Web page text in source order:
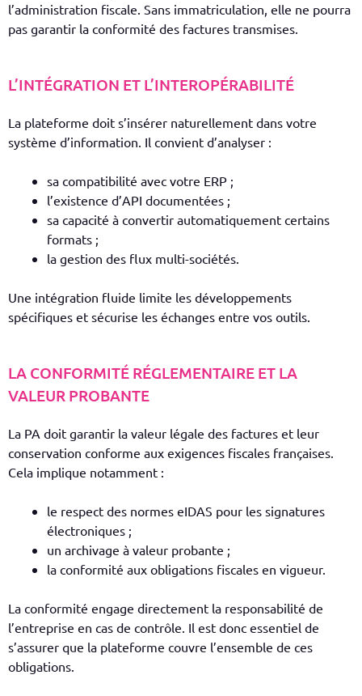
l’administration fiscale. Sans immatriculation, elle ne pourra
pas garantir la conformité des factures transmises.
L’INTÉGRATION ET L’INTEROPÉRABILITÉ
La plateforme doit s’insérer naturellement dans votre
système d’information. Il convient d’analyser :
sa compatibilité avec votre ERP ;
l’existence d’API documentées ;
sa capacité à convertir automatiquement certains
formats ;
la gestion des flux multi-sociétés.
Une intégration fluide limite les développements
spécifiques et sécurise les échanges entre vos outils.
LA CONFORMITÉ RÉGLEMENTAIRE ET LA
VALEUR PROBANTE
La PA doit garantir la valeur légale des factures et leur
conservation conforme aux exigences fiscales françaises.
Cela implique notamment :
le respect des normes eIDAS pour les signatures
électroniques ;
un archivage à valeur probante ;
la conformité aux obligations fiscales en vigueur.
La conformité engage directement la responsabilité de
l’entreprise en cas de contrôle. Il est donc essentiel de
s’assurer que la plateforme couvre l’ensemble de ces
obligations.